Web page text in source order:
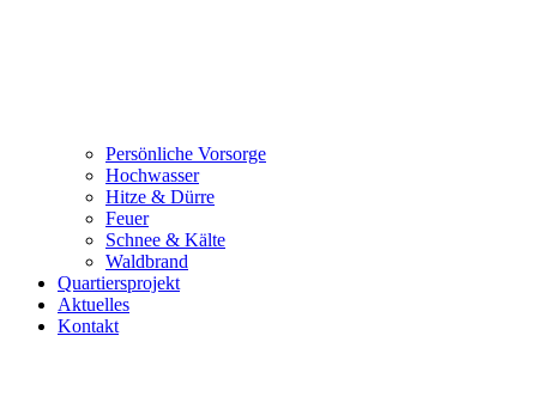
Persönliche Vorsorge
Hochwasser
Hitze & Dürre
Feuer
Schnee & Kälte
Waldbrand
Quartiersprojekt
Aktuelles
Kontakt